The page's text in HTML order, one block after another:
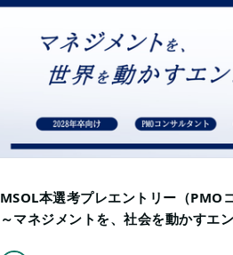
MSOL本選考プレエントリー（PMO
～マネジメントを、社会を動かすエ